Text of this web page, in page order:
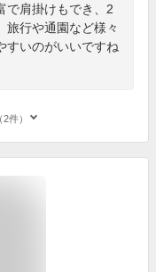
で肩掛けもでき、2
旅行や通園など様々
すいのがいいですね
件）